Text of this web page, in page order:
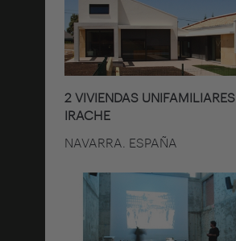
2 VIVIENDAS
IRACHE
NAVARRA. ESPAÑA